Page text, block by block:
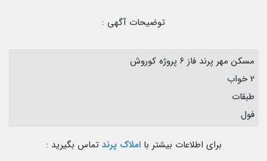
توضیحات آگهی :
مسکن مهر پرند فاز ۶ پروژه کوروش
۲ خواب
طبقات
فول
برای اطلاعات بیشتر بااملاک پرند تماس بگیرید :